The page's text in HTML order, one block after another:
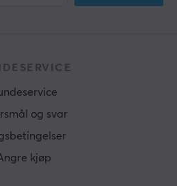
og svar
kjøp